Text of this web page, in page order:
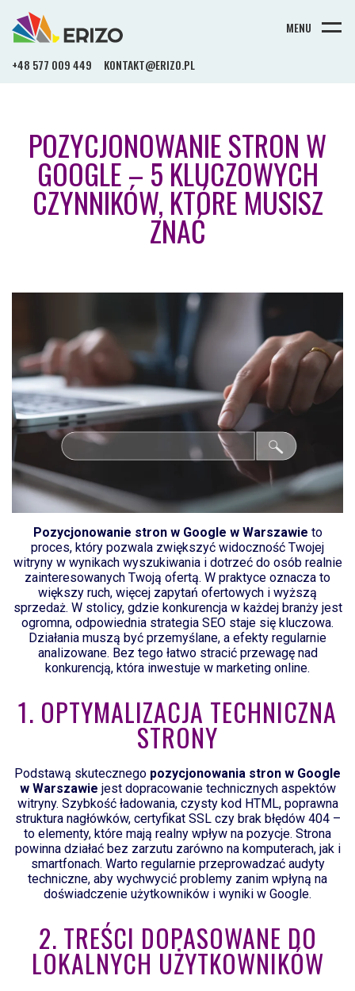
MENU
+48 577 009 449 KONTAKT@ERIZO.PL
POZYCJONOWANIE STRON W
GOOGLE – 5 KLUCZOWYCH
CZYNNIKÓW, KTÓRE MUSISZ
ZNAĆ
Pozycjonowanie stron w Google w Warszawie to
proces, który pozwala zwiększyć widoczność Twojej
witryny w wynikach wyszukiwania i dotrzeć do osób realnie
zainteresowanych Twoją ofertą. W praktyce oznacza to
większy ruch, więcej zapytań ofertowych i wyższą
sprzedaż. W stolicy, gdzie konkurencja w każdej branży jest
ogromna, odpowiednia strategia SEO staje się kluczowa.
Działania muszą być przemyślane, a efekty regularnie
analizowane. Bez tego łatwo stracić przewagę nad
konkurencją, która inwestuje w marketing online.
1. OPTYMALIZACJA TECHNICZNA
STRONY
Podstawą skutecznego pozycjonowania stron w Google
w Warszawie jest dopracowanie technicznych aspektów
witryny. Szybkość ładowania, czysty kod HTML, poprawna
struktura nagłówków, certyfikat SSL czy brak błędów 404 –
to elementy, które mają realny wpływ na pozycje. Strona
powinna działać bez zarzutu zarówno na komputerach, jak i
smartfonach. Warto regularnie przeprowadzać audyty
techniczne, aby wychwycić problemy zanim wpłyną na
doświadczenie użytkowników i wyniki w Google.
2. TREŚCI DOPASOWANE DO
LOKALNYCH UŻYTKOWNIKÓW